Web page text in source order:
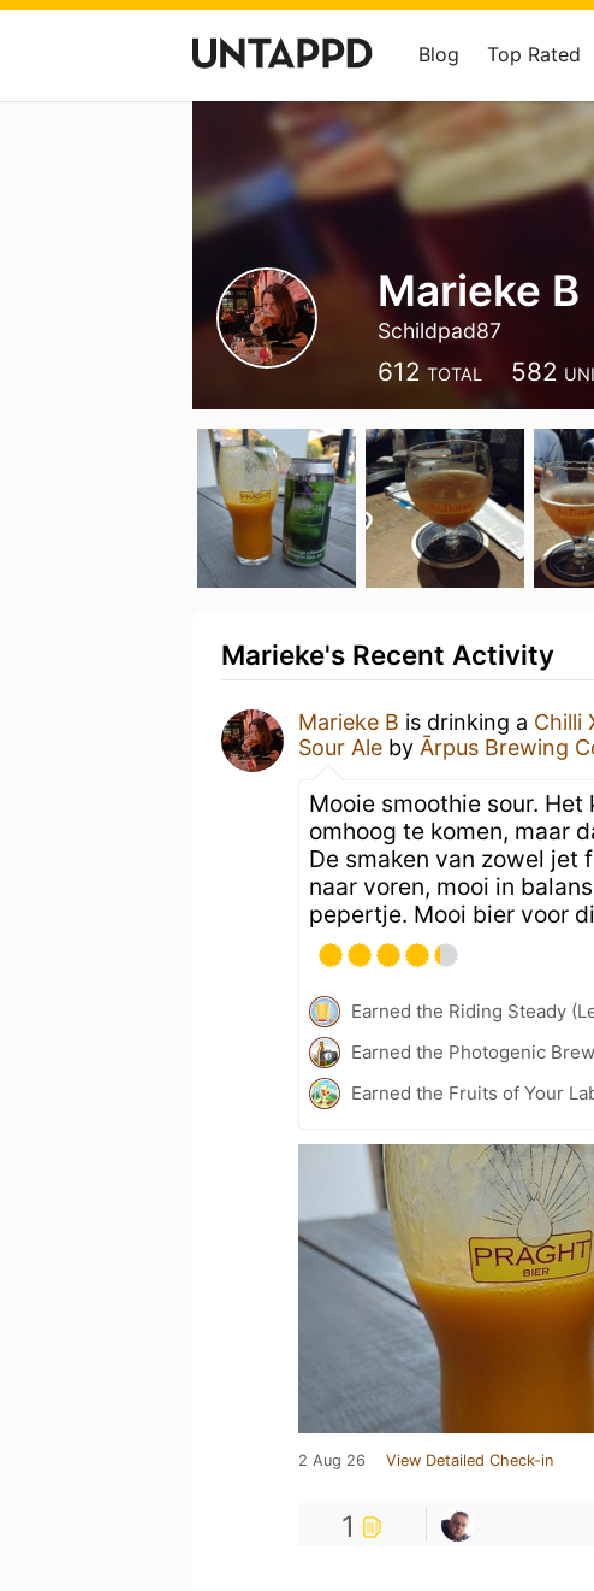
Blog Top Rated
Marieke B
Schildpad87
612 TOTAL 582
Marieke's Recent Activity
Marieke B is drinking a Chilli
Sour Ale by Ārpus Brewing
Mooie smoothie sour.
omhoog te komen, maar
De smaken van zowel jet
naar voren, mooi in
pepertje. Mooi bier voor
Earned the Riding Steady
Earned the Photogenic
Earned the Fruits of Your
2 Aug 26 View Detailed Check-in
1